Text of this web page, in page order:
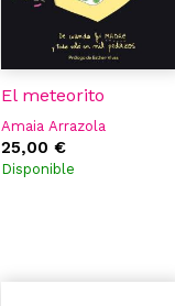
El meteorito
Amaia Arrazola
25,00 €
Disponible